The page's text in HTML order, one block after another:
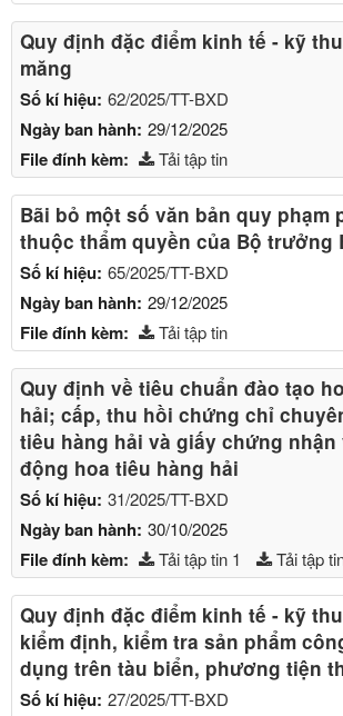
Quy định đặc điểm kinh tế - kỹ
măng
Số kí hiệu: 62/2025/TT-BXD
Ngày ban hành: 29/12/2025
File đính kèm: Tải tập tin
Bãi bỏ một số văn bản quy phạm
thuộc thẩm quyền của Bộ trưởng
Số kí hiệu: 65/2025/TT-BXD
Ngày ban hành: 29/12/2025
File đính kèm: Tải tập tin
Quy định về tiêu chuẩn đào tạo
hải; cấp, thu hồi chứng chỉ
tiêu hàng hải và giấy chứng
động hoa tiêu hàng hải
Số kí hiệu: 31/2025/TT-BXD
Ngày ban hành: 30/10/2025
File đính kèm: Tải tập tin 1 Tải tập
Quy định đặc điểm kinh tế - kỹ
kiểm định, kiểm tra sản phẩm
dụng trên tàu biển, phương tiện
Số kí hiệu: 27/2025/TT-BXD